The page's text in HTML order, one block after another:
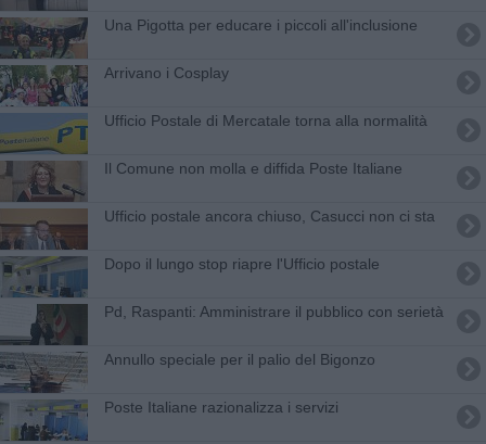
Una Pigotta per educare i piccoli all'inclusione
Arrivano i Cosplay
Ufficio Postale di Mercatale torna alla normalità
Il Comune non molla e diffida Poste Italiane
Ufficio postale ancora chiuso, Casucci non ci sta
Dopo il lungo stop riapre l'Ufficio postale
Pd, Raspanti: Amministrare il pubblico con serietà
Annullo speciale per il palio del Bigonzo
Poste Italiane razionalizza i servizi